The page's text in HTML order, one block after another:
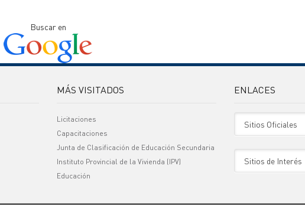
Buscar en
MÁS VISITADOS
Licitaciones
Capacitaciones
Junta de Clasificación de Educación Secundaria
Instituto Provincial de la Vivienda (IPV)
Educación
ENLACES